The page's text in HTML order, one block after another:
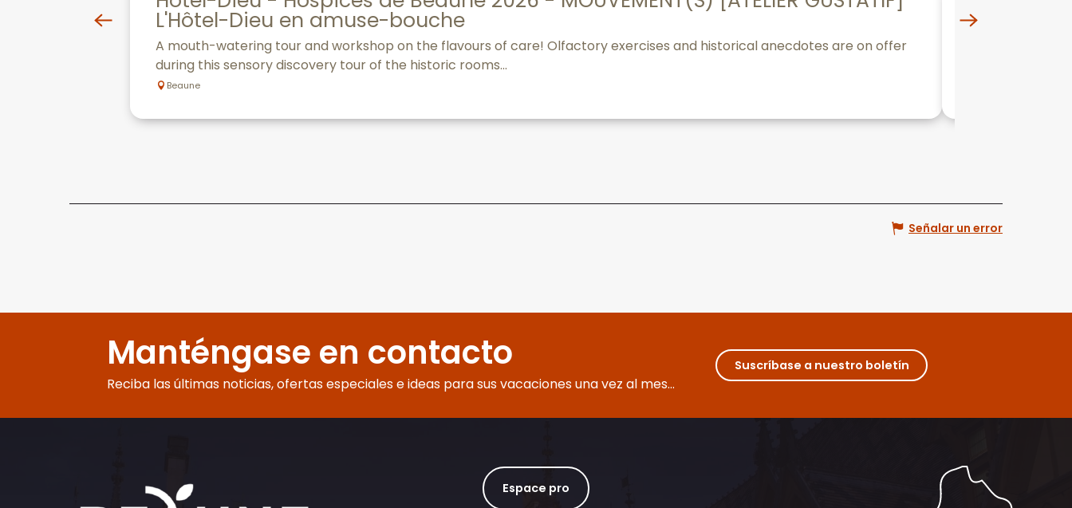
L'Hôtel-Dieu en amuse-bouche
A mouth-watering tour and workshop on the flavours of care! Olfactory exercises and historical anecdotes are on offer
during this sensory discovery tour of the historic rooms...
Beaune
Hôtel-
Señalar un error
Manténgase en contacto
Reciba las últimas noticias, ofertas especiales e ideas para sus vacaciones una vez al mes...
Suscríbase a nuestro boletín
Espace pro